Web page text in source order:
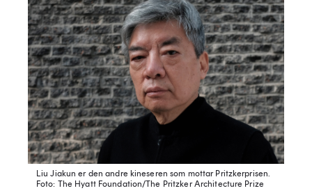
Liu Jiakun er den andre kineseren som mottar Pritzkerprisen.
Foto: The Hyatt Foundation/The Pritzker Architecture Prize